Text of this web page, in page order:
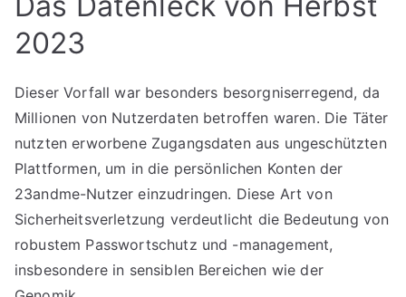
2023
Dieser Vorfall war besonders besorgniserregend, da
Millionen von Nutzerdaten betroffen waren. Die Täter
nutzten erworbene Zugangsdaten aus ungeschützten
Plattformen, um in die persönlichen Konten der
23andme-Nutzer einzudringen. Diese Art von
Sicherheitsverletzung verdeutlicht die Bedeutung von
robustem Passwortschutz und -management,
insbesondere in sensiblen Bereichen wie der